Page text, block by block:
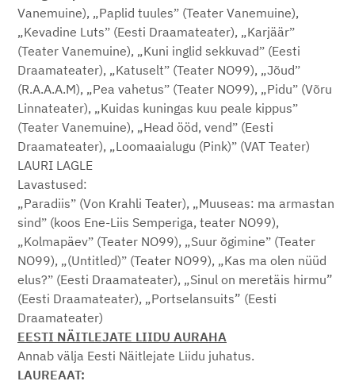
Vanemuine), „Paplid tuulesˮ (Teater Vanemuine),
„Kevadine Lutsˮ (Eesti Draamateater), „Karjäärˮ
(Teater Vanemuine), „Kuni inglid sekkuvadˮ (Eesti
Draamateater), „Katuseltˮ (Teater NO99), „Jõudˮ
(R.A.A.A.M), „Pea vahetusˮ (Teater NO99), „Piduˮ (Võru
Linnateater), „Kuidas kuningas kuu peale kippusˮ
(Teater Vanemuine), „Head ööd, vendˮ (Eesti
Draamateater), „Loomaaialugu (Pink)ˮ (VAT Teater)
LAURI LAGLE
Lavastused:
„Paradiisˮ (Von Krahli Teater), „Muuseas: ma armastan
sindˮ (koos Ene-Liis Semperiga, teater NO99),
„Kolmapäevˮ (Teater NO99), „Suur õgimineˮ (Teater
NO99), „(Untitled)ˮ (Teater NO99), „Kas ma olen nüüd
elus?ˮ (Eesti Draamateater), „Sinul on meretäis hirmu”
(Eesti Draamateater), „Portselansuits” (Eesti
Draamateater)
EESTI NÄITLEJATE LIIDU AURAHA
Annab välja Eesti Näitlejate Liidu juhatus.
LAUREAAT: